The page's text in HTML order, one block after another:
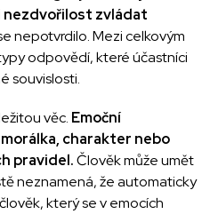
nezdvořilost zvládat
nepotvrdilo. Mezi celkovým
odpovědí, které účastníci
souvislosti.
věc. Emoční
charakter nebo
pravidel.Člověk může umět
neznamená, že automaticky
který se v emocích